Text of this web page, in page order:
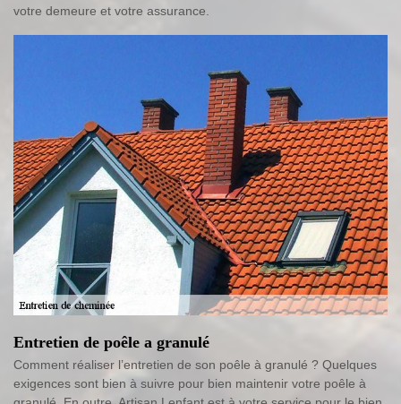
votre demeure et votre assurance.
Entretien de poêle a granulé
Comment réaliser l’entretien de son poêle à granulé ? Quelques
exigences sont bien à suivre pour bien maintenir votre poêle à